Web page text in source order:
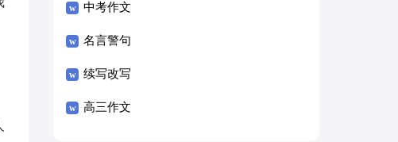
中考作文
名言警句
续写改写
高三作文